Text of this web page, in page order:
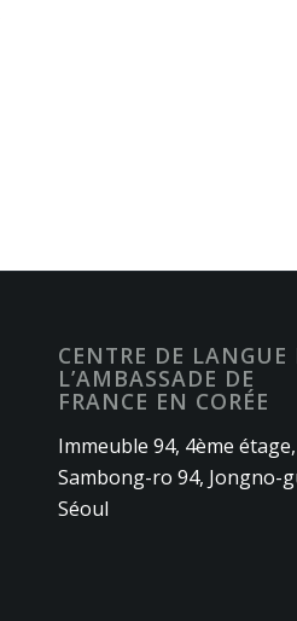
CENTRE DE LANGUE
L’AMBASSADE DE
FRANCE EN CORÉE
Immeuble 94, 4ème étage,
Sambong-ro 94, Jongno-
Séoul